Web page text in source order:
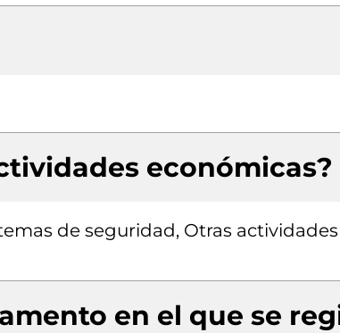
económicas?
de seguridad, Otras
en el que se